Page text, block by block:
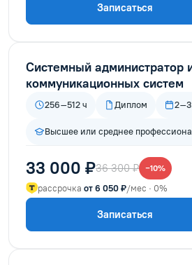
Записаться
Системный администратор
коммуникационных систем
256–512 ч Диплом 2–3
Высшее или среднее
33 000 ₽36 300 ₽ −10%
рассрочка от 6 050 ₽/мес · 0%
Записаться